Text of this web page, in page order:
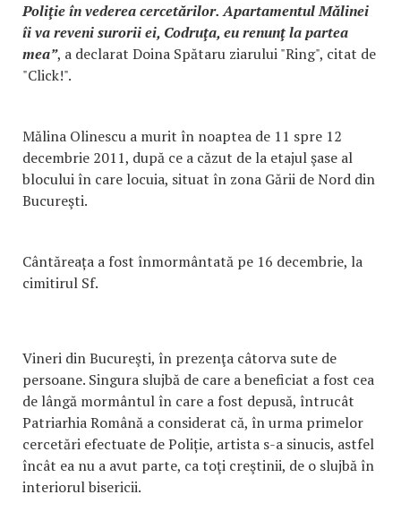
Poliţie în vederea cercetărilor. Apartamentul Mălinei
îi va reveni surorii ei, Codruţa, eu renunţ la partea
mea”, a declarat Doina Spătaru ziarului "Ring", citat de
"Click!".
Mălina Olinescu a murit în noaptea de 11 spre 12
decembrie 2011, după ce a căzut de la etajul şase al
blocului în care locuia, situat în zona Gării de Nord din
Bucureşti.
Cântăreața a fost înmormântată pe 16 decembrie, la
cimitirul Sf.
Vineri din Bucureşti, în prezenţa câtorva sute de
persoane. Singura slujbă de care a beneficiat a fost cea
de lângă mormântul în care a fost depusă, întrucât
Patriarhia Română a considerat că, în urma primelor
cercetări efectuate de Poliție, artista s-a sinucis, astfel
încât ea nu a avut parte, ca toţi creştinii, de o slujbă în
interiorul bisericii.